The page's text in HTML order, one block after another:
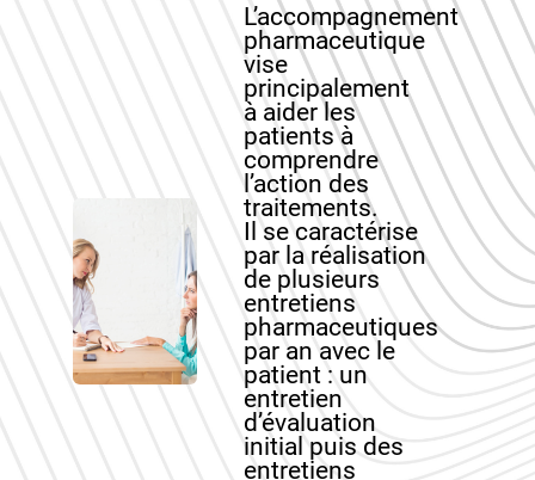
L’accompagnement
pharmaceutique
vise
principalement
à aider les
patients à
comprendre
l’action des
traitements.
Il se caractérise
par la réalisation
de plusieurs
entretiens
pharmaceutiques
par an avec le
patient : un
entretien
d’évaluation
initial puis des
entretiens